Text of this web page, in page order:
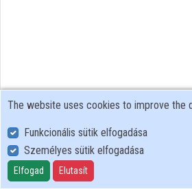
User Policy
Adatkezelési tájékoztató (en)
Cookie Policy
The website uses cookies to improve the
Funkcionális sütik elfogadása
Személyes sütik elfogadása
Elfogad Elutasít